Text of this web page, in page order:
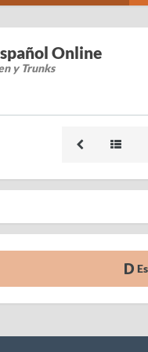
Online
y Trunks